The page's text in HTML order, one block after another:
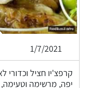
1/7/2021
קרפצ'יו חציל